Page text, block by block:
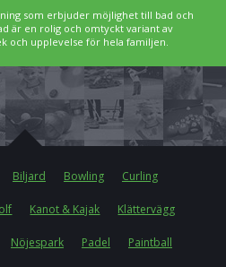
som erbjuder möjlighet till bad och
är en rolig och omtyckt variant av
och upplevelse för hela familjen.
Biljard Bowling Curling
Kanot & Kajak Klättervägg
Nöjespark Padel Paintball